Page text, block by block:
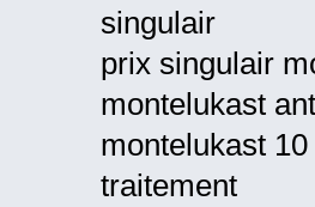
singulair
prix singulair
montelukast
montelukast
traitement